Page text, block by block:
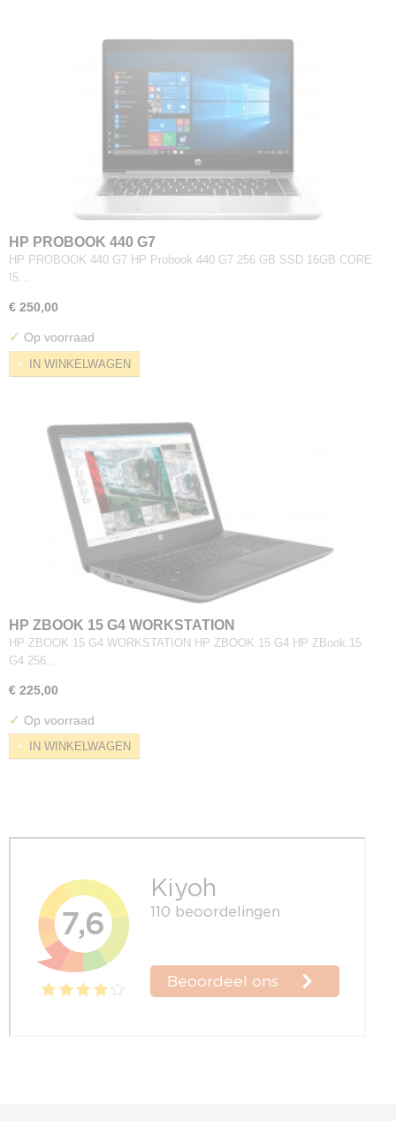
HP PROBOOK 440 G7
HP PROBOOK 440 G7 HP Probook 440 G7 256 GB SSD 16GB CORE
I5…
€ 250,00
✓ Op voorraad
IN WINKELWAGEN
HP ZBOOK 15 G4 WORKSTATION
HP ZBOOK 15 G4 WORKSTATION HP ZBOOK 15 G4 HP ZBook 15
G4 256…
€ 225,00
✓ Op voorraad
IN WINKELWAGEN